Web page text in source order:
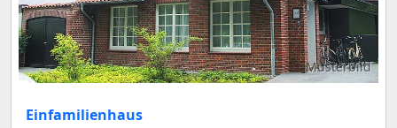
Musterbild
Einfamilienhaus